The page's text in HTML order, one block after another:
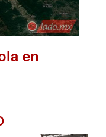
en